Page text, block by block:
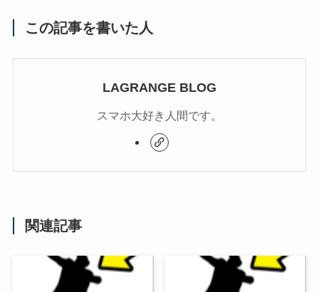
この記事を書いた人
LAGRANGE BLOG
スマホ大好き人間です。
関連記事